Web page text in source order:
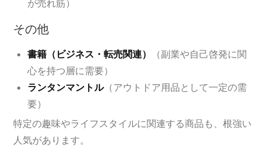
が売れ筋）
その他
書籍（ビジネス・転売関連）
（副業や自己啓発に関
心を持つ層に需要）
ランタンマントル（アウトドア用品として一定の需
要）
特定の趣味やライフスタイルに関連する商品も、根強い
人気があります。